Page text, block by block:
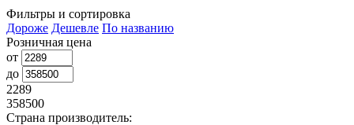
Фильтры и сортировка
Дороже Дешевле По названию
Розничная цена
от
до
2289
358500
Страна производитель: